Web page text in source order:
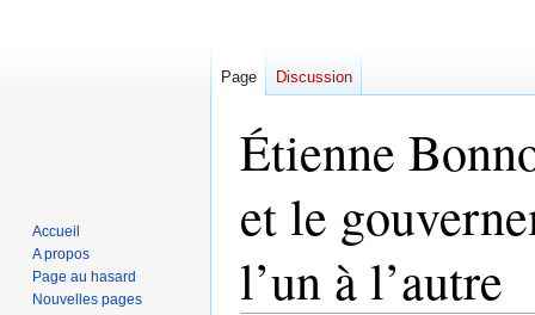
Étienne
et le
l’un à l’autre
Page Discussion
Accueil
A propos
Page au hasard
Nouvelles pages